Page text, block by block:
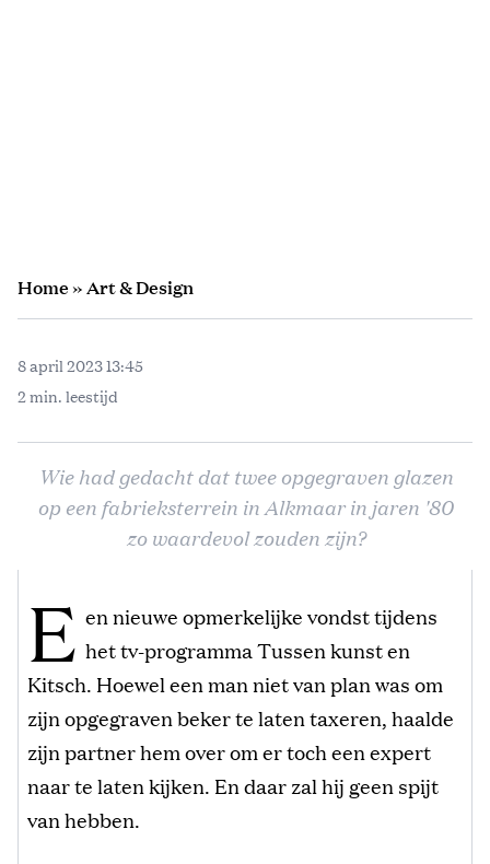
Home» Art & Design
8 april 2023 13:45
2 min. leestijd
Wie had gedacht dat twee opgegraven glazen
op een fabrieksterrein in Alkmaar in jaren '80
zo waardevol zouden zijn?
E en nieuwe opmerkelijke vondst tijdens
het tv-programma Tussen kunst en
Kitsch. Hoewel een man niet van plan was om
zijn opgegraven beker te laten taxeren, haalde
zijn partner hem over om er toch een expert
naar te laten kijken. En daar zal hij geen spijt
van hebben.